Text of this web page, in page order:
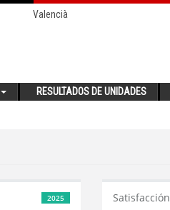
Valencià
RESULTADOS DE UNIDADES
2025 Satisfacción